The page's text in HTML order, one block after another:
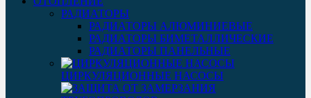
РАДИАТОРЫ
РАДИАТОРЫ АЛЮМИНИЕВЫЕ
РАДИАТОРЫ БИМЕТАЛЛИЧЕСКИЕ
РАДИАТОРЫ ПАНЕЛЬНЫЕ
ЦИРКУЛЯЦИОННЫЕ НАСОСЫ